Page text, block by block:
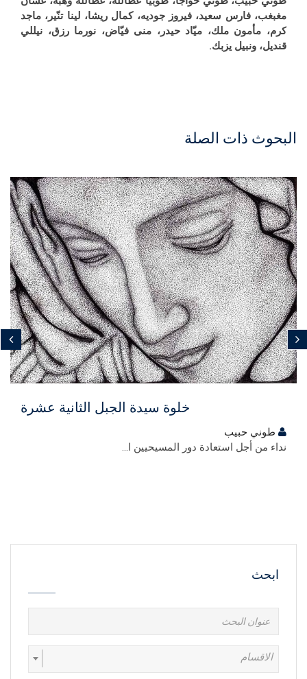
مغبغب، فارس سعيد، فيروز جوديه، كمال ريشا، لينا تنّير، ماجد
كرم، مأمون ملك، ميّاد حيدر، منى فيّاض، نورما رزق، نيللي
قنديل، ونبيل يزبك.
البحوث ذات الصلة
مجاني
خلوة سيدة الجبل الثانية عشرة
نداء من أجل استعادة دور المسيحيين ا...
ابحث
الاقسام